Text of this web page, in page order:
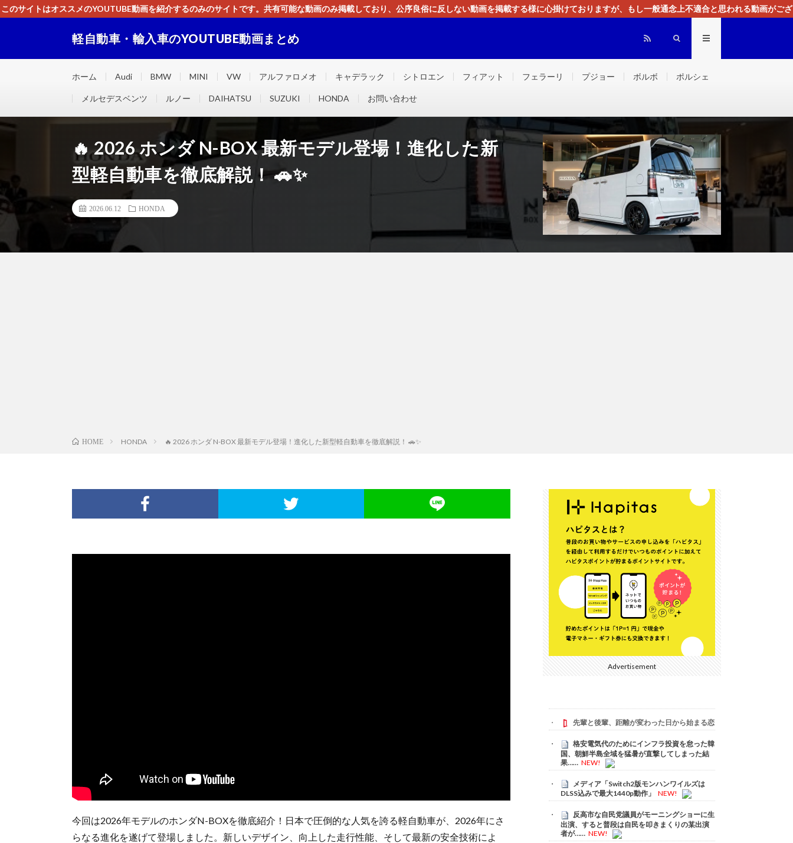
このサイトはオススメのYOUTUBE動画を紹介するのみのサイトです。共有可能な動画のみ掲載しており、公序良俗に反しない動画を掲載する様に心掛けておりますが、もし一般通念上不適合と思われる動画がござ
軽自動車・輸入車のYOUTUBE動画まとめ
ホーム Audi BMW MINI VW アルファロメオ キャデラック シトロエン フィアット フェラーリ プジョー ボルボ ポルシェ
メルセデスベンツ ルノー DAIHATSU SUZUKI HONDA お問い合わせ
🔥 2026 ホンダ N-BOX 最新モデル登場！進化した新
型軽自動車を徹底解説！ 🚗✨
2026.06.12 HONDA
HOME HONDA 🔥 2026 ホンダ N-BOX 最新モデル登場！進化した新型軽自動車を徹底解説！ 🚗✨
今回は2026年モデルのホンダN-BOXを徹底紹介！日本で圧倒的な人気を誇る軽自動車が、2026年にさ
らなる進化を遂げて登場しました。新しいデザイン、向上した走行性能、そして最新の安全技術によ
Advertisement
先輩と後輩、距離が変わった日から始まる恋
格安電気代のためにインフラ投資を怠った韓
国、朝鮮半島全域を猛暑が直撃してしまった結
果…… NEW!
メディア「Switch2版モンハンワイルズは
DLSS込みで最大1440p動作」
NEW!
反高市な自民党議員がモーニングショーに生
出演、すると普段は自民を叩きまくりの某出演
者が…… NEW!